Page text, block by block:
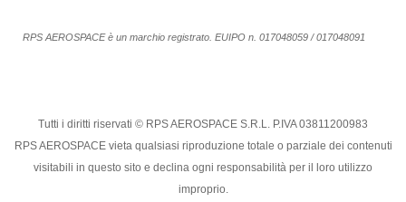
RPS AEROSPACE è un marchio registrato. EUIPO n. 017048059 / 017048091
Tutti i diritti riservati © RPS AEROSPACE S.R.L. P.IVA 03811200983
RPS AEROSPACE vieta qualsiasi riproduzione totale o parziale dei contenuti
visitabili in questo sito e declina ogni responsabilità per il loro utilizzo
improprio.